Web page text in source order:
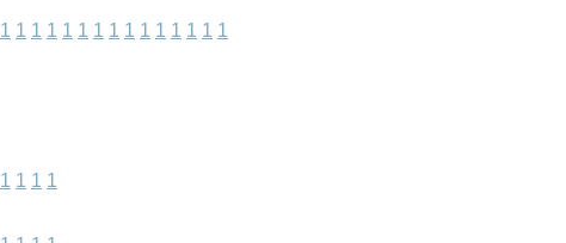
1 1 1 1 1 1 1 1 1 1 1 1 1 1 1
1 1 1 1